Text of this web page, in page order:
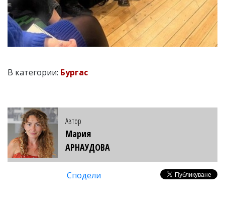
В категории: Бургас
Автор
Мария
АРНАУДОВА
Сподели